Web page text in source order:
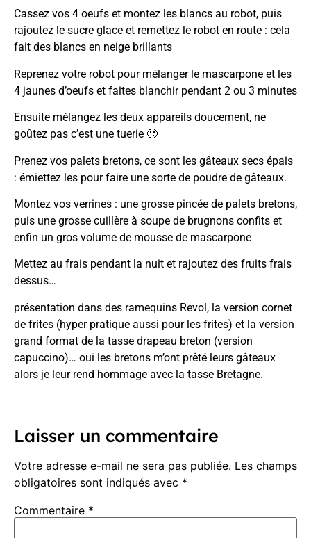
Cassez vos 4 oeufs et montez les blancs au robot, puis
rajoutez le sucre glace et remettez le robot en route : cela
fait des blancs en neige brillants
Reprenez votre robot pour mélanger le mascarpone et les
4 jaunes d’oeufs et faites blanchir pendant 2 ou 3 minutes
Ensuite mélangez les deux appareils doucement, ne
goûtez pas c’est une tuerie 🙂
Prenez vos palets bretons, ce sont les gâteaux secs épais
: émiettez les pour faire une sorte de poudre de gâteaux.
Montez vos verrines : une grosse pincée de palets bretons,
puis une grosse cuillère à soupe de brugnons confits et
enfin un gros volume de mousse de mascarpone
Mettez au frais pendant la nuit et rajoutez des fruits frais
dessus…
présentation dans des ramequins Revol, la version cornet
de frites (hyper pratique aussi pour les frites) et la version
grand format de la tasse drapeau breton (version
capuccino)… oui les bretons m’ont prêté leurs gâteaux
alors je leur rend hommage avec la tasse Bretagne.
Laisser un commentaire
Votre adresse e-mail ne sera pas publiée. Les champs
obligatoires sont indiqués avec *
Commentaire *